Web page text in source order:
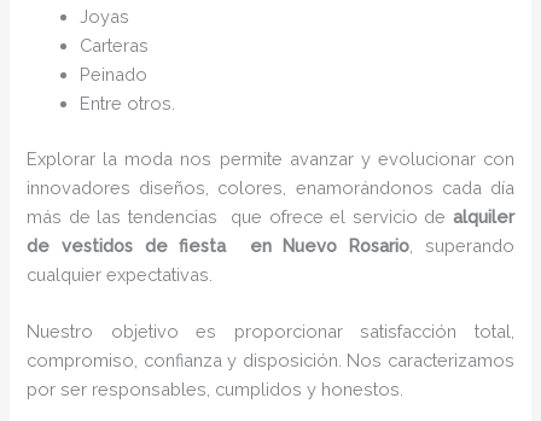
Joyas
Carteras
Peinado
Entre otros.
Explorar la moda nos permite avanzar y evolucionar con
innovadores diseños, colores, enamorándonos cada día
más de las tendencias que ofrece el servicio de alquiler
de vestidos de fiesta en Nuevo Rosario, superando
cualquier expectativas.
Nuestro objetivo es proporcionar satisfacción total,
compromiso, confianza y disposición. Nos caracterizamos
por ser responsables, cumplidos y honestos.